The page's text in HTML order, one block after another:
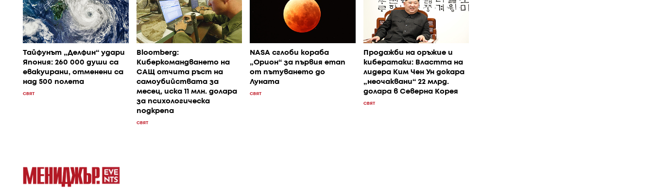
Тайфунът „Делфин“ удари
Япония: 260 000 души са
евакуирани, отменени са
над 500 полета
СВЯТ
Bloomberg:
Киберкомандването на
САЩ отчита ръст на
самоубийствата за
месец, иска 11 млн. долара
за психологическа
подкрепа
СВЯТ
NASA сглоби кораба
„Орион“ за първия етап
от пътуването до
Луната
СВЯТ
Продажби на оръжие и
кибератаки: Властта на
лидера Ким Чен Ун докара
„неочаквани“ 22 млрд.
долара в Северна Корея
СВЯТ